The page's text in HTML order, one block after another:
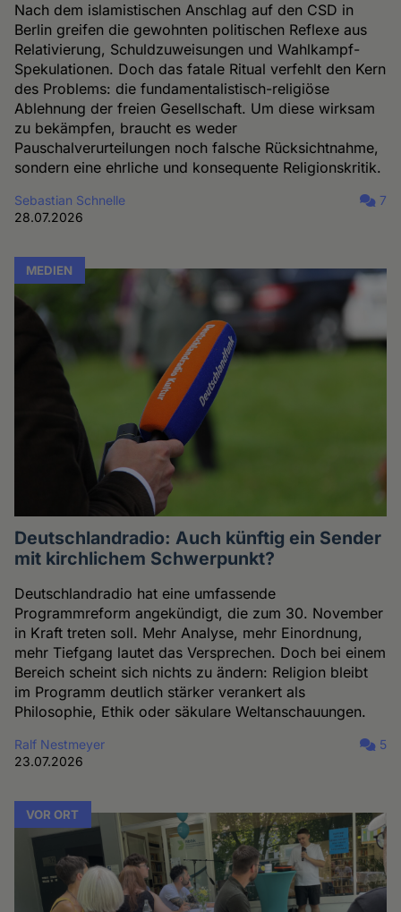
Nach dem islamistischen Anschlag auf den CSD in
Berlin greifen die gewohnten politischen Reflexe aus
Relativierung, Schuldzuweisungen und Wahlkampf-
Spekulationen. Doch das fatale Ritual verfehlt den Kern
des Problems: die fundamentalistisch-religiöse
Ablehnung der freien Gesellschaft. Um diese wirksam
zu bekämpfen, braucht es weder
Pauschalverurteilungen noch falsche Rücksichtnahme,
sondern eine ehrliche und konsequente Religionskritik.
Sebastian Schnelle
28.07.2026
7
MEDIEN
Deutschlandradio: Auch künftig ein Sender
mit kirchlichem Schwerpunkt?
Deutschlandradio hat eine umfassende
Programmreform angekündigt, die zum 30. November
in Kraft treten soll. Mehr Analyse, mehr Einordnung,
mehr Tiefgang lautet das Versprechen. Doch bei einem
Bereich scheint sich nichts zu ändern: Religion bleibt
im Programm deutlich stärker verankert als
Philosophie, Ethik oder säkulare Weltanschauungen.
Ralf Nestmeyer
23.07.2026
5
VOR ORT